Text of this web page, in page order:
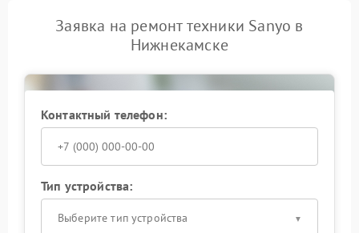
Заявка на ремонт техники Sanyo в
Нижнекамске
Контактный телефон:
Тип устройства:
Выберите тип устройства